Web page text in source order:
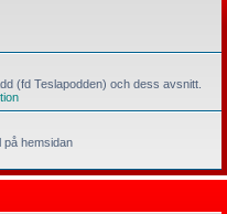
(fd Teslapodden) och dess avsnitt.
på hemsidan